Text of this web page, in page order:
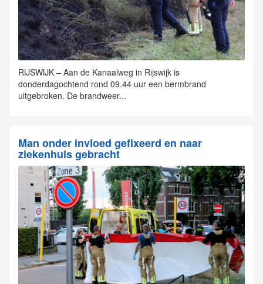
RIJSWIJK – Aan de Kanaalweg in Rijswijk is
donderdagochtend rond 09.44 uur een bermbrand
uitgebroken. De brandweer...
Man onder invloed gefixeerd en naar
ziekenhuis gebracht